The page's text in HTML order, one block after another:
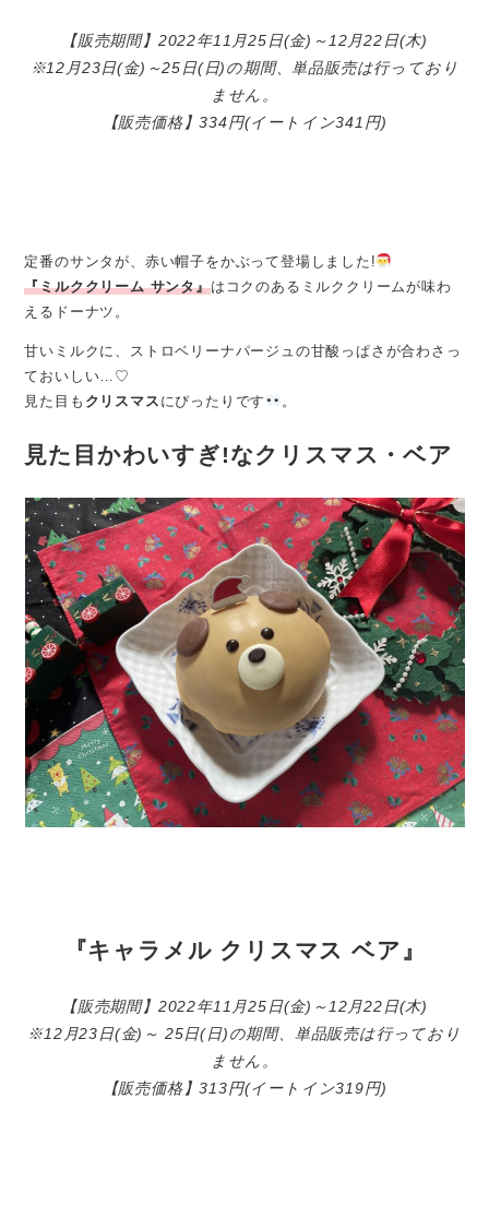
【販売期間】2022年11月25日(金)～12月22日(木)
※12月23日(金)～25日(日)の期間、単品販売は行っており
ません。
【販売価格】334円(イートイン341円)
定番のサンタが、赤い帽子をかぶって登場しました!
『ミルククリーム サンタ』はコクのあるミルククリームが味わ
えるドーナツ。
甘いミルクに、ストロベリーナパージュの甘酸っぱさが合わさっ
ておいしい…♡
見た目も クリスマス にぴったりです 。
見た目かわいすぎ!なクリスマス・ベア
『キャラメル クリスマス ベア』
【販売期間】2022年11月25日(金)～12月22日(木)
※12月23日(金)～ 25日(日)の期間、単品販売は行っており
ません。
【販売価格】313円(イートイン319円)